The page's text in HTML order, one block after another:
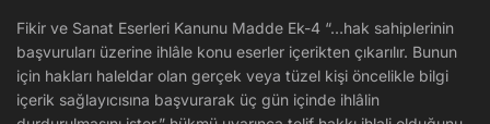
Fikir ve Sanat Eserleri Kanunu Madde Ek-4 “…hak sahiplerinin
başvuruları üzerine ihlâle konu eserler içerikten çıkarılır. Bunun
için hakları haleldar olan gerçek veya tüzel kişi öncelikle bilgi
içerik sağlayıcısına başvurarak üç gün içinde ihlâlin